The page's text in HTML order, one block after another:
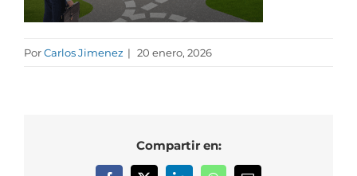
PorCarlos Jimenez | 20 enero, 2026
Compartir en: